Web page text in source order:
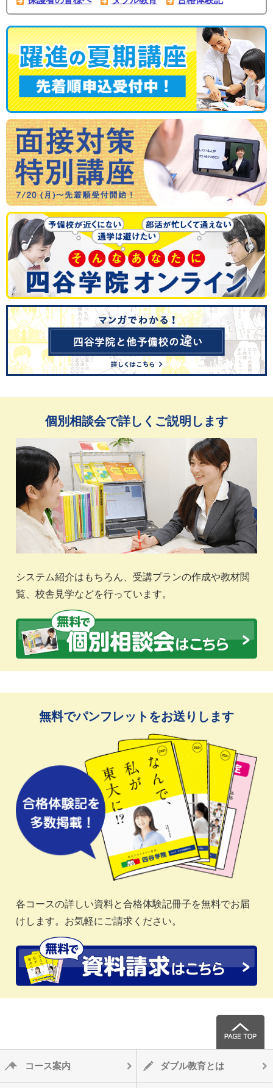
個別相談会で詳しくご説明します
システム紹介はもちろん、受講プランの作成や教材閲
覧、校舎見学などを行っています。
無料でパンフレットをお送りします
各コースの詳しい資料と合格体験記冊子を無料でお届
けします。お気軽にご請求ください。
コース案内 ダブル教育とは